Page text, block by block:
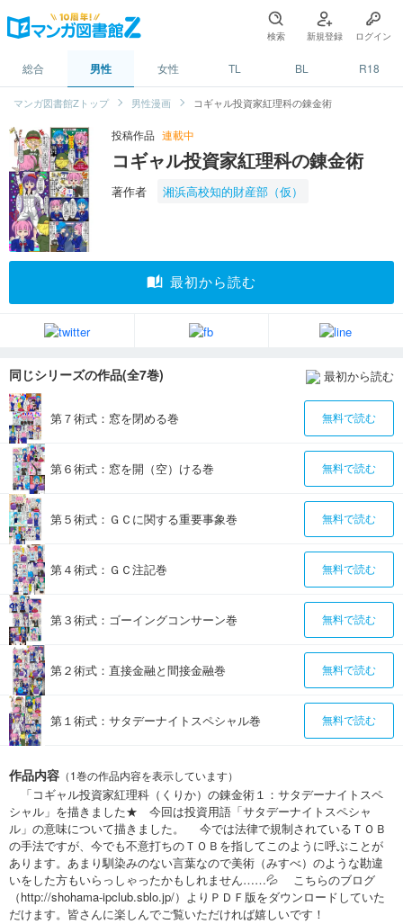
検索 新規登録 ログイン
総合 男性 女性 TL BL R18
マンガ図書館Zトップ 男性漫画 コギャル投資家紅理科の錬金術
投稿作品 連載中
コギャル投資家紅理科の錬金術
著作者 湘浜高校知的財産部（仮）
auto_stories 最初から読む
同じシリーズの作品(全7巻) 最初から読む
第７術式：窓を閉める巻 無料で読む
第６術式：窓を開（空）ける巻 無料で読む
第５術式：ＧＣに関する重要事象巻 無料で読む
第４術式：ＧＣ注記巻 無料で読む
第３術式：ゴーイングコンサーン巻 無料で読む
第２術式：直接金融と間接金融巻 無料で読む
第１術式：サタデーナイトスペシャル巻 無料で読む
作品内容 （1巻の作品内容を表示しています）
「コギャル投資家紅理科（くりか）の錬金術１：サタデーナイトスペ
シャル」を描きました★ 今回は投資用語「サタデーナイトスペシャ
ル」の意味について描きました。 今では法律で規制されているＴＯＢ
の手法ですが、今でも不意打ちのＴＯＢを指してこのように呼ぶことが
あります。あまり馴染みのない言葉なので美術（みすべ）のような勘違
いをした方もいらっしゃったかもしれません……💦 こちらのブログ
（http://shohama-ipclub.sblo.jp/）よりＰＤＦ版をダウンロードしていた
だけます。皆さんに楽しんでご覧いただければ嬉しいです！